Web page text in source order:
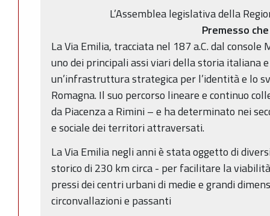
L’Assemblea legislativa della
Premesso che
La Via Emilia, tracciata nel 187 a.C. dal console
uno dei principali assi viari della storia italiana
un’infrastruttura strategica per l’identità e lo
Romagna. Il suo percorso lineare e continuo
da Piacenza a Rimini – e ha determinato nei
e sociale dei territori attraversati.
La Via Emilia negli anni è stata oggetto di
storico di 230 km circa - per facilitare la
pressi dei centri urbani di medie e grandi
circonvallazioni e passanti